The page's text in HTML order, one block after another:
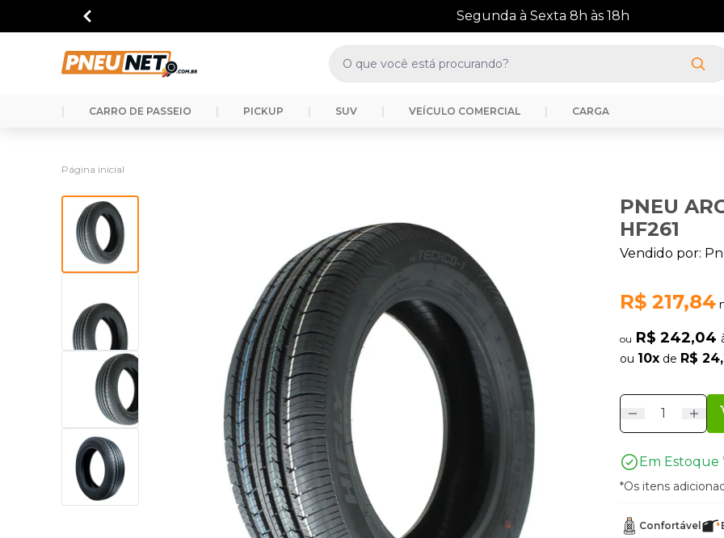
(41) 3388-3872
CARRO DE PASSEIO PICKUP SUV VEÍCULO COMERCIAL CARGA
Página inicial
PNEU
HF261
Vendido por:
R$ 217,84
ou R$ 242,04
ou 10x de R$
Em Estoque
*Os itens
Confortável